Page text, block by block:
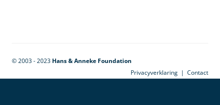
© 2003 - 2023 Hans & Anneke Foundation
Privacyverklaring | Contact